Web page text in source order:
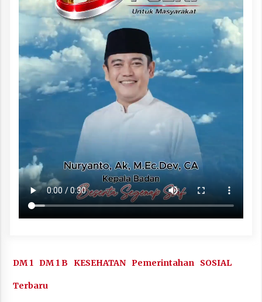
DM 1 DM 1 B KESEHATAN Pemerintahan SOSIAL
Terbaru